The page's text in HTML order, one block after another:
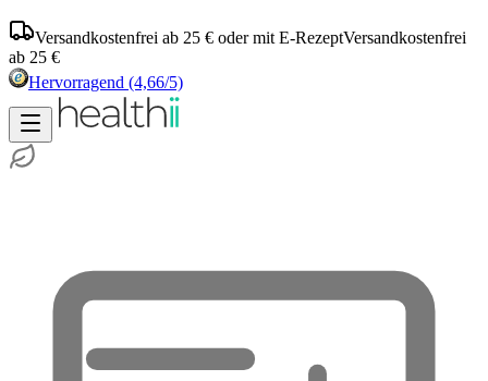
Versandkostenfrei ab 25 € oder mit E-RezeptVersandkostenfrei
ab 25 €
Hervorragend (4,66/5)